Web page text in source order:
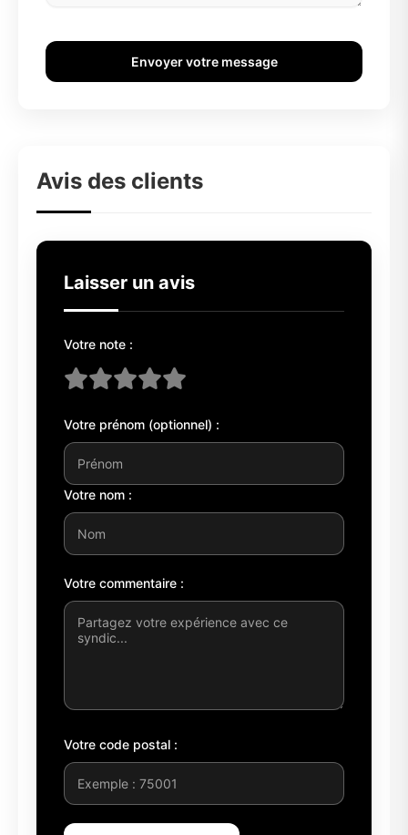
Envoyer votre message
Avis des clients
Laisser un avis
Votre note :
Votre prénom (optionnel) :
Votre nom :
Votre commentaire :
Votre code postal :